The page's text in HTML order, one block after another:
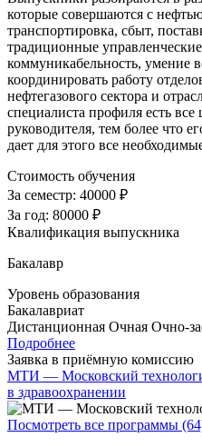
которые совершаются с
транспортировка, сбыт,
традиционные
коммуникабельность, умение
координировать работу
нефтегазового сектора и
специалиста профиля есть
руководителя, тем более что
дает для этого все
Стоимость обучения
За семестр: 40000 ₽
За год: 80000 ₽
Квалификация выпускника
Бакалавр
Уровень образования
Бакалавриат
Дистанционная Очная Очно-
Подробнее
Заявка в приёмную комиссию
МТИ — Московский
в здравоохранении
Посмотреть все программы